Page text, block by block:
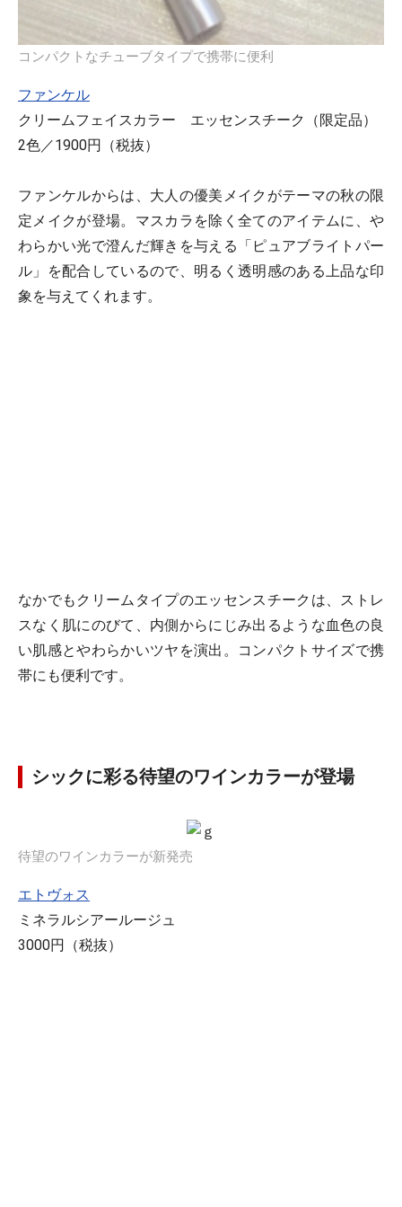
コンパクトなチューブタイプで携帯に便利
ファンケル
クリームフェイスカラー エッセンスチーク（限定品）
2色／1900円（税抜）
ファンケルからは、大人の優美メイクがテーマの秋の限
定メイクが登場。マスカラを除く全てのアイテムに、や
わらかい光で澄んだ輝きを与える「ピュアブライトパー
ル」を配合しているので、明るく透明感のある上品な印
象を与えてくれます。
なかでもクリームタイプのエッセンスチークは、ストレ
スなく肌にのびて、内側からにじみ出るような血色の良
い肌感とやわらかいツヤを演出。コンパクトサイズで携
帯にも便利です。
シックに彩る待望のワインカラーが登場
待望のワインカラーが新発売
エトヴォス
ミネラルシアールージュ
3000円（税抜）